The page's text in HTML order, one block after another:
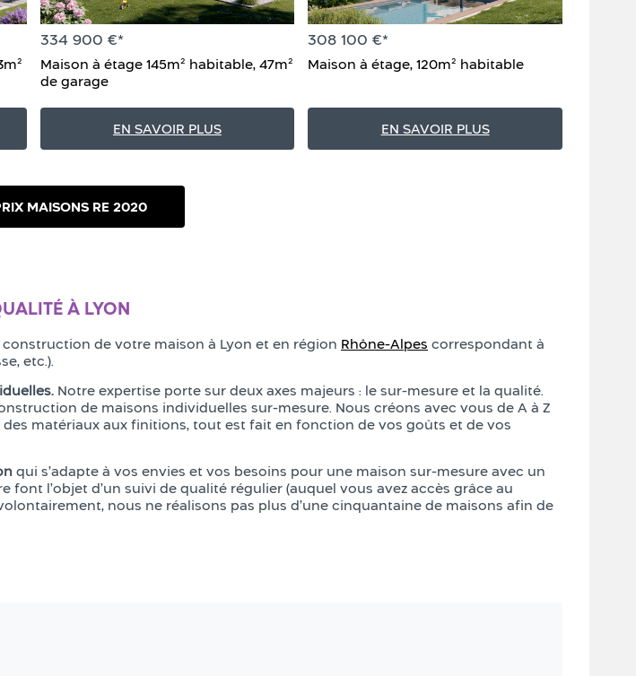
334 900 €*
Maison à étage 145m² habitable, 47m²
de garage
EN SAVOIR PLUS
308 100 €*
Maison à étage, 120m² habitable
EN SAVOIR PLUS
MAISONS RE 2020
À LYON
construction de votre maison à Lyon et en région Rhône-Alpes correspondant à
etc.).
Notre expertise porte sur deux axes majeurs : le sur-mesure et la qualité.
de maisons individuelles sur-mesure. Nous créons avec vous de A à Z
matériaux aux finitions, tout est fait en fonction de vos goûts et de vos
qui s’adapte à vos envies et vos besoins pour une maison sur-mesure avec un
l’objet d’un suivi de qualité régulier (auquel vous avez accès grâce au
nous ne réalisons pas plus d’une cinquantaine de maisons afin de